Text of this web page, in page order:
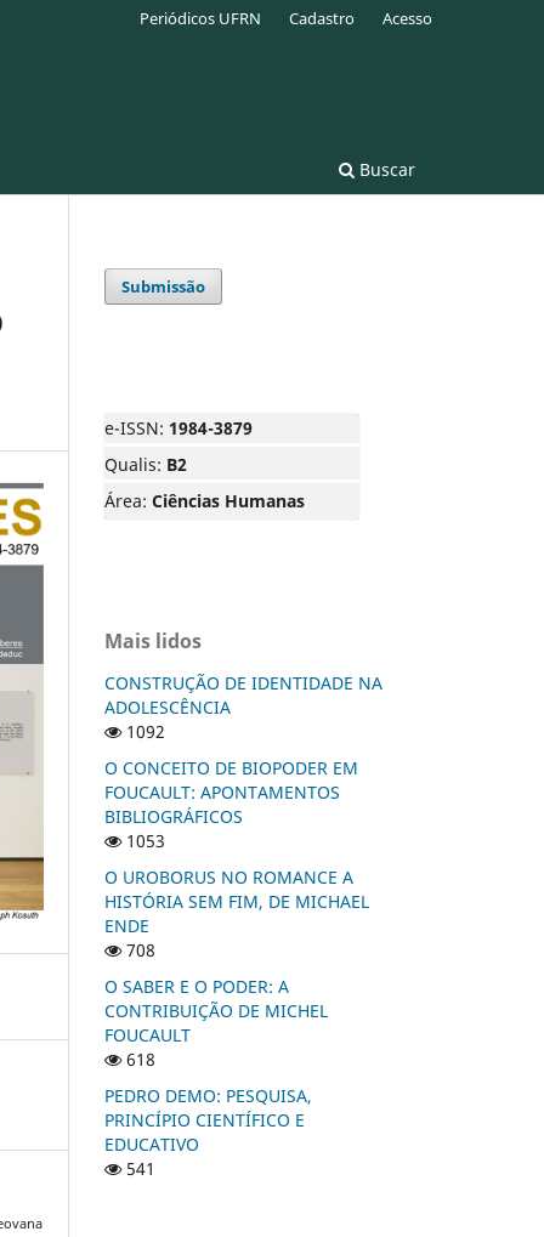
Buscar
Periódicos UFRN Cadastro Acesso
Submissão
e-ISSN: 1984-3879
Qualis: B2
Área: Ciências Humanas
Mais lidos
CONSTRUÇÃO DE IDENTIDADE NA
ADOLESCÊNCIA
1092
O CONCEITO DE BIOPODER EM
FOUCAULT: APONTAMENTOS
BIBLIOGRÁFICOS
1053
O UROBORUS NO ROMANCE A
HISTÓRIA SEM FIM, DE MICHAEL
ENDE
708
O SABER E O PODER: A
CONTRIBUIÇÃO DE MICHEL
FOUCAULT
618
PEDRO DEMO: PESQUISA,
PRINCÍPIO CIENTÍFICO E
EDUCATIVO
541